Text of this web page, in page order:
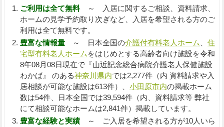
ご利用は全て無料～ 入居に関するご相談、資料請求、
ホームの見学予約取り次ぎなど、入居を希望される方のご
利用は全て無料です。
豊富な情報量～ 日本全国の介護付有料老人ホーム
住
宅型有料老人ホーム をはじめとする高齢者向け施設を令和
8年08月08日現在で『山近記念総合病院介護老人保健施設
わかば』 のある神奈川県内では2,277件（内 資料請求や入
居相談が可能な施設は613件）、 小田原市内の掲載ホーム
数は54件、日本全国では39,594件（内、資料請求等 弊社
にて相談可能なホームは2,841件）掲載しています。
豊富な経験と実績～ ご入居を希望される方が10人いら